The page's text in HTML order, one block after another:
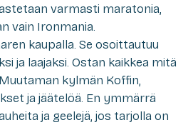
varmasti maratonia,
vain Ironmania.
kaupalla. Se osoittautuu
ja laajaksi. Ostan kaikkea mitä
kylmän Koffin,
ja jäätelöä. En ymmärrä
ja geelejä, jos tarjolla on